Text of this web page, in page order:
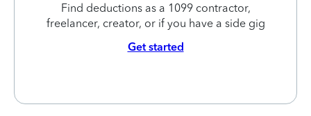
Find deductions as a 1099 contractor,
freelancer, creator, or if you have a side gig
Get started